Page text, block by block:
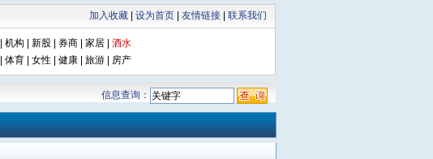
加入收藏| 设为首页| 友情链接| 联系我们
机构 新股| 券商| 家居| 酒水
体育| 女性| 健康| 旅游| 房产
信息查询：